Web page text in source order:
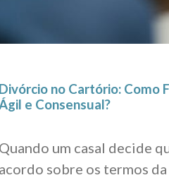
Divórcio no Cartório: Como
e Consensual?
Quando um casal decide
acordo sobre os termos